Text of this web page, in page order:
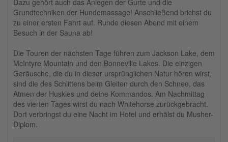
Dazu gehört auch das Anlegen der Gurte und die
Grundtechniken der Hundemassage! Anschließend brichst du
zu einer ersten Fahrt auf. Runde diesen Abend mit einem
Besuch in der Sauna ab!
Die Touren der nächsten Tage führen zum Jackson Lake, dem
McIntyre Mountain und den Bonneville Lakes. Die einzigen
Geräusche, die du in dieser ursprünglichen Natur hören wirst,
sind die des Schlittens beim Gleiten durch den Schnee, das
Atmen der Huskies und deine Kommandos. Am Nachmittag
des vierten Tages wirst du nach Whitehorse zurückgebracht.
Dort verbringst du eine Nacht im Hotel und erhälst du Musher-
Diplom.